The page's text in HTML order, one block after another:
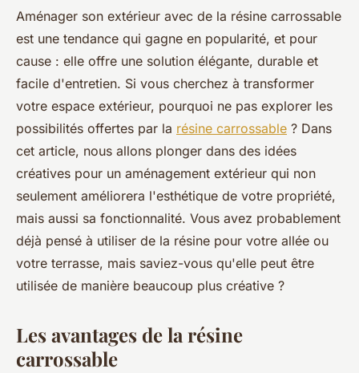
Aménager son extérieur avec de la résine carrossable
est une tendance qui gagne en popularité, et pour
cause : elle offre une solution élégante, durable et
facile d'entretien. Si vous cherchez à transformer
votre espace extérieur, pourquoi ne pas explorer les
possibilités offertes par la résine carrossable ? Dans
cet article, nous allons plonger dans des idées
créatives pour un aménagement extérieur qui non
seulement améliorera l'esthétique de votre propriété,
mais aussi sa fonctionnalité. Vous avez probablement
déjà pensé à utiliser de la résine pour votre allée ou
votre terrasse, mais saviez-vous qu'elle peut être
utilisée de manière beaucoup plus créative ?
Les avantages de la résine
carrossable